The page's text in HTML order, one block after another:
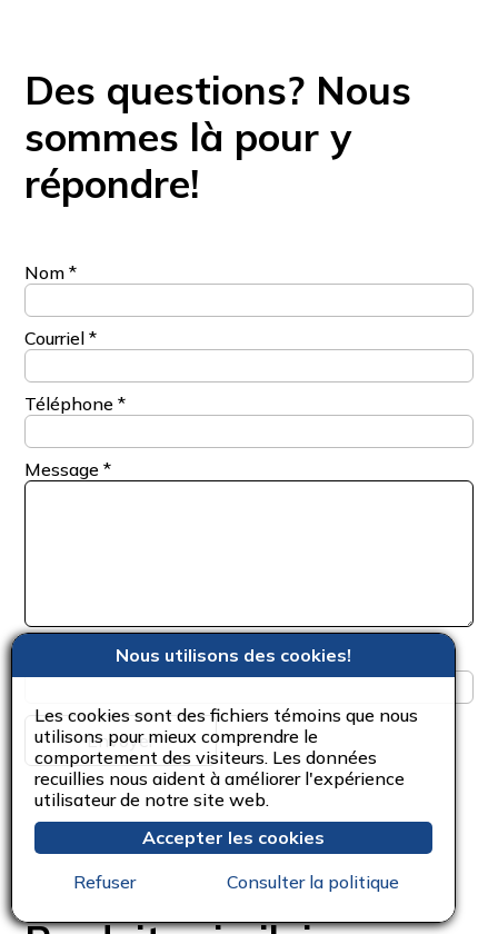
Des questions? Nous
sommes là pour y
répondre!
Nom*
Courriel*
Téléphone*
Message*
Nous utilisons des cookies!
Les cookies sont des fichiers témoins que nous
utilisons pour mieux comprendre le
comportement des visiteurs. Les données
recuillies nous aident à améliorer l'expérience
utilisateur de notre site web.
Accepter les cookies
Refuser
Consulter la politique